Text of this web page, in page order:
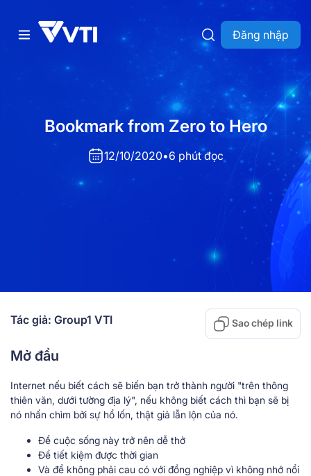
Đăng nhập
Bookmark from Zero to Hero
12/10/2020•6 phút đọc
Tác giả: Group1 VTI Sao chép link
Mở đầu
Internet nếu biết cách sẽ biến bạn trở thành người "trên thông
thiên văn, dưới tường địa lý", nếu không biết cách thì bạn sẽ bị
nó nhấn chìm bởi sự hổ lốn, thật giả lẫn lộn của nó.
Để cuộc sống này trở nên dễ thở
Để tiết kiệm được thời gian
Và để không phải cau có với đồng nghiệp vì không nhớ nổi